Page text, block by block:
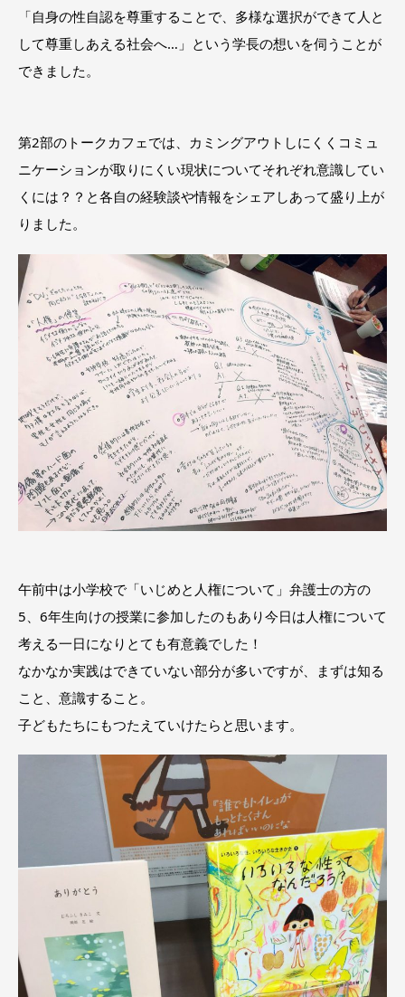
「自身の性自認を尊重することで、多様な選択ができて人と
して尊重しあえる社会へ…」という学長の想いを伺うことが
できました。
第2部のトークカフェでは、カミングアウトしにくくコミュ
ニケーションが取りにくい現状についてそれぞれ意識してい
くには？？と各自の経験談や情報をシェアしあって盛り上が
りました。
午前中は小学校で「いじめと人権について」弁護士の方の
5、6年生向けの授業に参加したのもあり今日は人権について
考える一日になりとても有意義でした！
なかなか実践はできていない部分が多いですが、まずは知る
こと、意識すること。
子どもたちにもつたえていけたらと思います。